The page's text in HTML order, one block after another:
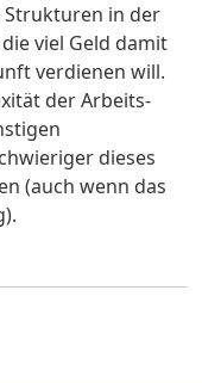
Strukturen in der
viel Geld damit
verdienen will.
der Arbeits-
dieses
(auch wenn das